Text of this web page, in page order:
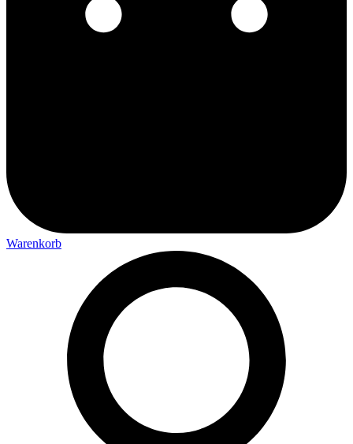
Warenkorb